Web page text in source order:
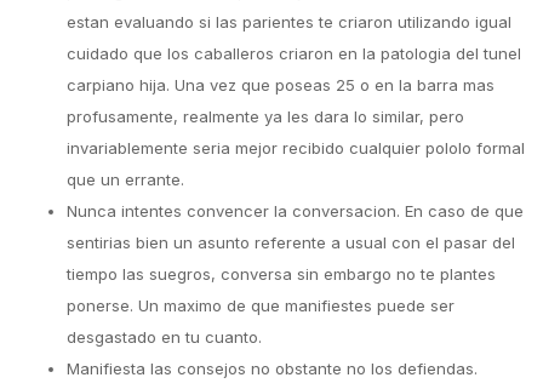
estan evaluando si las parientes te criaron utilizando igual
cuidado que los caballeros criaron en la patologia del tunel
carpiano hija. Una vez que poseas 25 o en la barra mas
profusamente, realmente ya les dara lo similar, pero
invariablemente seria mejor recibido cualquier pololo formal
que un errante.
Nunca intentes convencer la conversacion. En caso de que
sentirias bien un asunto referente a usual con el pasar del
tiempo las suegros, conversa sin embargo no te plantes
ponerse. Un maximo de que manifiestes puede ser
desgastado en tu cuanto.
Manifiesta las consejos no obstante no los defiendas.